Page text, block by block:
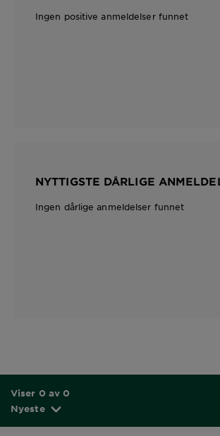
Ingen positive anmeldelser funnet
NYTTIGSTE DÅRLIGE
Ingen dårlige anmeldelser funnet
Viser 0 av 0
Nyeste